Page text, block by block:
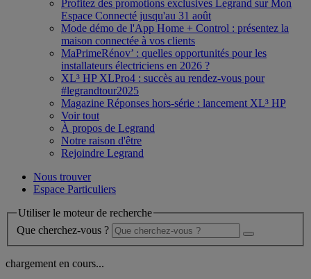
Profitez des promotions exclusives Legrand sur Mon
Espace Connecté jusqu'au 31 août
Mode démo de l'App Home + Control : présentez la
maison connectée à vos clients
MaPrimeRénov’ : quelles opportunités pour les
installateurs électriciens en 2026 ?
XL³ HP XLPro4 : succès au rendez-vous pour
#legrandtour2025
Magazine Réponses hors-série : lancement XL³ HP
Voir tout
À propos de Legrand
Notre raison d'être
Rejoindre Legrand
Nous trouver
Espace Particuliers
Utiliser le moteur de recherche
Que cherchez-vous ?
chargement en cours...